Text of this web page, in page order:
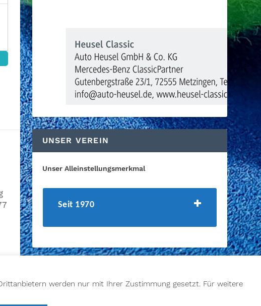
UNSER VEREIN
Unser Alleinstellungsmerkmal
Seit 1970
werden nur mit Ihrer Zustimmung gesetzt. Für weitere